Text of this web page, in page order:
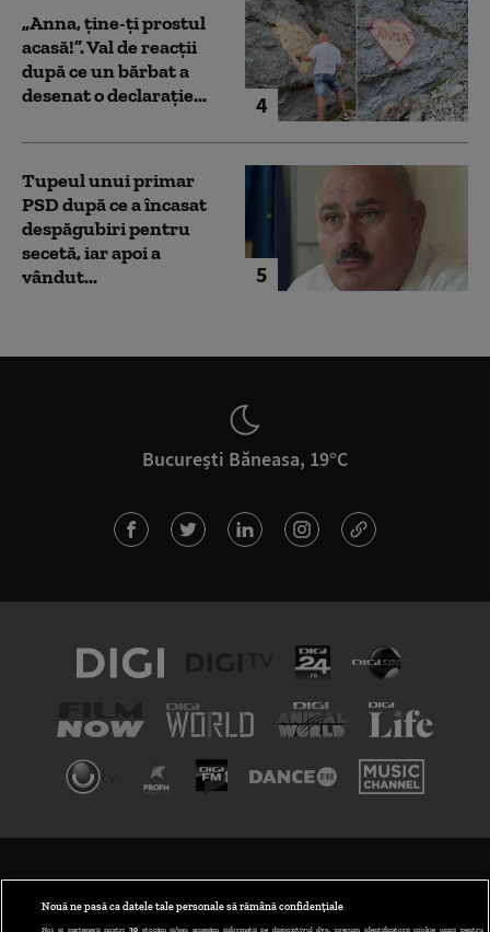
4
„Anna, ţine-ţi prostul
acasă!”. Val de reacții
după ce un bărbat a
desenat o declarație...
5
Tupeul unui primar
PSD după ce a încasat
despăgubiri pentru
secetă, iar apoi a
vândut...
București Băneasa, 19°C
Nouă ne pasă ca datele tale personale să rămână confidențiale
Noi și partenerii noștri 30stocăm și/sau accesăm informații pe dispozitivul dvs., precum identificatorii cookie unici pentru